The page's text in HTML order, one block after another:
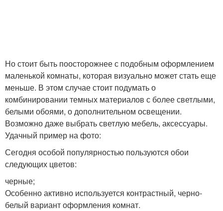
Но стоит быть поосторожнее с подобным оформлением
маленькой комнаты, которая визуально может стать еще
меньше. В этом случае стоит подумать о
комбинировании темных материалов с более светлыми,
белыми обоями, о дополнительном освещении.
Возможно даже выбрать светлую мебель, аксессуары.
Удачный пример на фото:
Сегодня особой популярностью пользуются обои
следующих цветов:
черные;
Особенно активно используется контрастный, черно-
белый вариант оформления комнат.